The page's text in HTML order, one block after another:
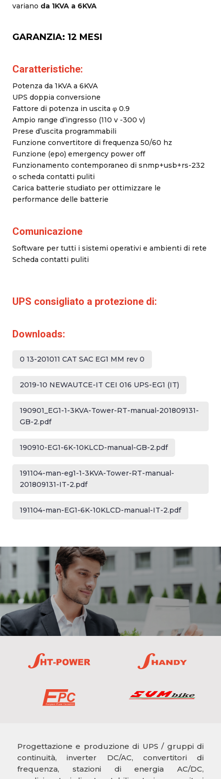
variano da 1KVA a 6KVA
GARANZIA: 12 MESI
Caratteristiche:
Potenza da 1KVA a 6KVA
UPS doppia conversione
Fattore di potenza in uscita φ 0.9
Ampio range d’ingresso (110 v -300 v)
Prese d’uscita programmabili
Funzione convertitore di frequenza 50/60 hz
Funzione (epo) emergency power off
Funzionamento contemporaneo di snmp+usb+rs-232
o scheda contatti puliti
Carica batterie studiato per ottimizzare le
performance delle batterie
Comunicazione
Software per tutti i sistemi operativi e ambienti di rete
Scheda contatti puliti
UPS consigliato a protezione di:
Downloads:
0 13-201011 CAT SAC EG1 MM rev 0
2019-10 NEWAUTCE-IT CEI 016 UPS-EG1 (IT)
190901_EG1-1-3KVA-Tower-RT-manual-201809131-
GB-2.pdf
190910-EG1-6K-10KLCD-manual-GB-2.pdf
191104-man-eg1-1-3KVA-Tower-RT-manual-
201809131-IT-2.pdf
191104-man-EG1-6K-10KLCD-manual-IT-2.pdf
Progettazione e produzione di UPS / gruppi di
continuità, inverter DC/AC, convertitori di
frequenza, stazioni di energia AC/DC,